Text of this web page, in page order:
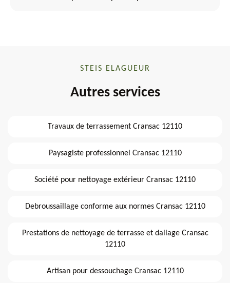
STEIS ELAGUEUR
Autres services
Travaux de terrassement Cransac 12110
Paysagiste professionnel Cransac 12110
Société pour nettoyage extérieur Cransac 12110
Debroussaillage conforme aux normes Cransac 12110
Prestations de nettoyage de terrasse et dallage Cransac
12110
Artisan pour dessouchage Cransac 12110